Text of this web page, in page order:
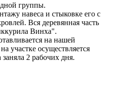
группы.
навеса и стыковке его с
Вся деревянная часть
Винха".
на нашей
участке осуществляется
2 рабочих дня.